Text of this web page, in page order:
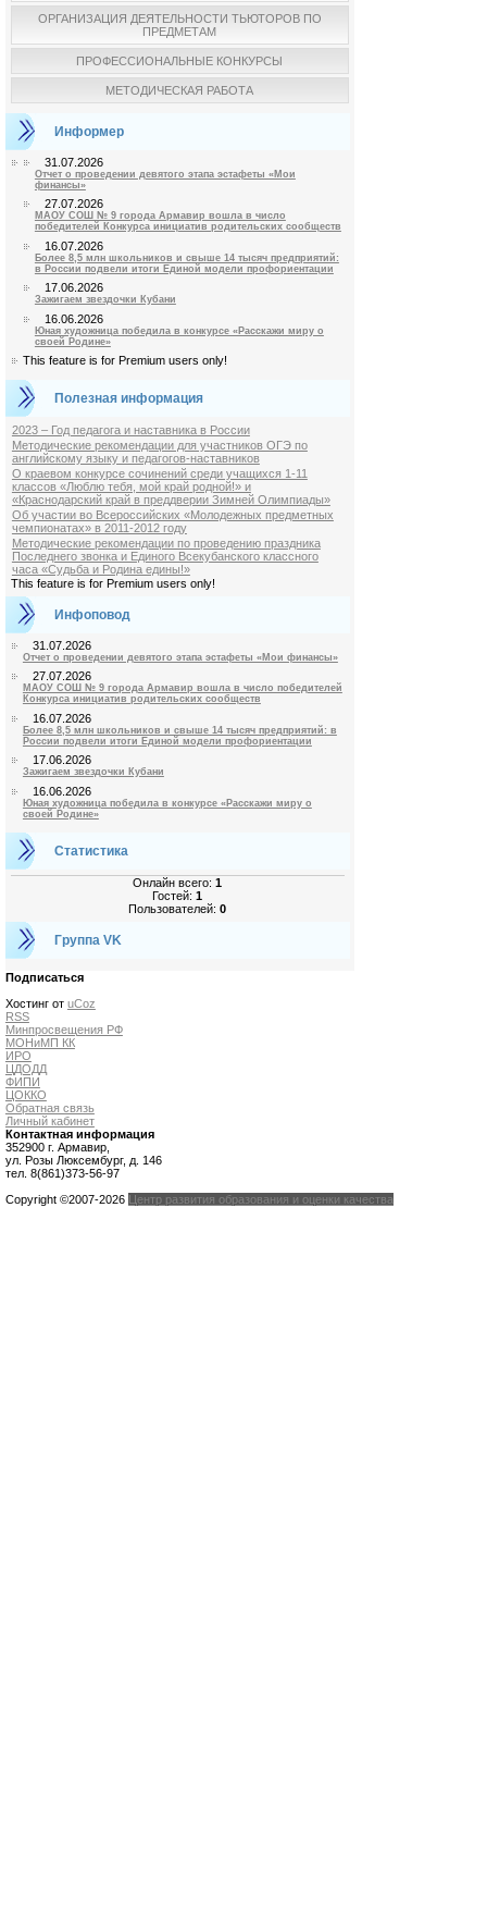
ОРГАНИЗАЦИЯ ДЕЯТЕЛЬНОСТИ ТЬЮТОРОВ ПО
ПРЕДМЕТАМ
ПРОФЕССИОНАЛЬНЫЕ КОНКУРСЫ
МЕТОДИЧЕСКАЯ РАБОТА
Информер
31.07.2026
Отчет о проведении девятого этапа эстафеты «Мои
финансы»
27.07.2026
МАОУ СОШ № 9 города Армавир вошла в число
победителей Конкурса инициатив родительских сообществ
16.07.2026
Более 8,5 млн школьников и свыше 14 тысяч предприятий:
в России подвели итоги Единой модели профориентации
17.06.2026
Зажигаем звездочки Кубани
16.06.2026
Юная художница победила в конкурсе «Расскажи миру о
своей Родине»
This feature is for Premium users only!
Полезная информация
2023 – Год педагога и наставника в России
Методические рекомендации для участников ОГЭ по
английскому языку и педагогов-наставников
О краевом конкурсе сочинений среди учащихся 1-11
классов «Люблю тебя, мой край родной!» и
«Краснодарский край в преддверии Зимней Олимпиады»
Об участии во Всероссийских «Молодежных предметных
чемпионатах» в 2011-2012 году
Методические рекомендации по проведению праздника
Последнего звонка и Единого Всекубанского классного
часа «Судьба и Родина едины!»
This feature is for Premium users only!
Инфоповод
31.07.2026
Отчет о проведении девятого этапа эстафеты «Мои финансы»
27.07.2026
МАОУ СОШ № 9 города Армавир вошла в число победителей
Конкурса инициатив родительских сообществ
16.07.2026
Более 8,5 млн школьников и свыше 14 тысяч предприятий: в
России подвели итоги Единой модели профориентации
17.06.2026
Зажигаем звездочки Кубани
16.06.2026
Юная художница победила в конкурсе «Расскажи миру о
своей Родине»
Статистика
Онлайн всего:1
Гостей:1
Пользователей:0
Группа VK
Подписаться
Хостинг от uCoz
RSS
Минпросвещения РФ
МОНиМП КК
ИРО
ЦДОДД
ФИПИ
ЦОККО
Обратная связь
Личный кабинет
Контактная информация
352900 г. Армавир,
ул. Розы Люксембург, д. 146
тел. 8(861)373-56-97
Copyright ©2007-2026 Центр развития образования и оценки качества